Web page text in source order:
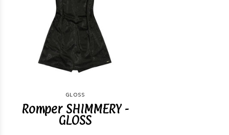
GLOSS
Romper SHIMMERY -
GLOSS